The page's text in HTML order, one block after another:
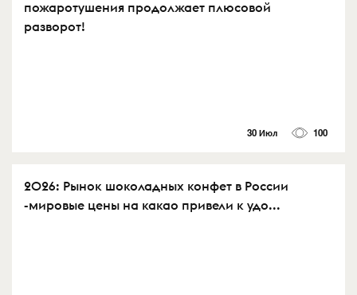
пожаротушения продолжает плюсовой
разворот!
30 Июл 100
2026: Рынок шоколадных конфет в России
-мировые цены на какао привели к удо...